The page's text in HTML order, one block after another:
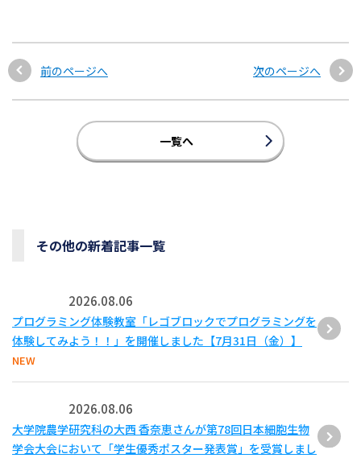
前のページへ 次のページへ
一覧へ
その他の新着記事一覧
2026.08.06
プログラミング体験教室「レゴブロックでプログラミングを
体験してみよう！！」を開催しました【7月31日（金）】
NEW
2026.08.06
大学院農学研究科の大西 香奈恵さんが第78回日本細胞生物
学会大会において「学生優秀ポスター発表賞」を受賞しまし